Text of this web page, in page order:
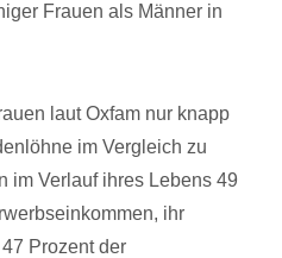
Frauen als Männer in
laut Oxfam nur knapp
im Vergleich zu
im Verlauf ihres Lebens 49
ihr
Prozent der